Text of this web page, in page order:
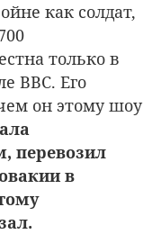
как солдат,
только в
BBC. Его
он этому шоу
перевозил
в